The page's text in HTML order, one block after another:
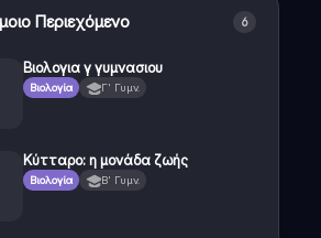
Περιεχόμενο 6
Βιολογια γ γυμνασιου
Βιολογία Γ' Γυμν.
Κύτταρο: η μονάδα ζωής
Βιολογία Β' Γυμν.